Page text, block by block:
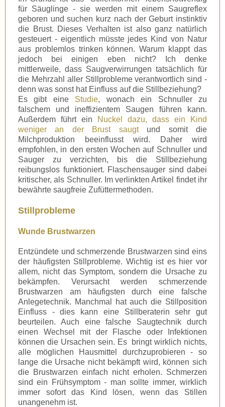
für Säuglinge - sie werden mit einem Saugreflex
geboren und suchen kurz nach der Geburt instinktiv
die Brust. Dieses Verhalten ist also ganz natürlich
gesteuert - eigentlich müsste jedes Kind von Natur
aus problemlos trinken können. Warum klappt das
jedoch bei einigen eben nicht? Ich denke
mittlerweile, dass Saugverwirrungen tatsächlich für
die Mehrzahl aller Stillprobleme verantwortlich sind -
denn was sonst hat Einfluss auf die Stillbeziehung?
Es gibt eine Studie, wonach ein Schnuller zu
falschem und ineffizientem Saugen führen kann.
Außerdem führt ein
Nuckel dazu, dass ein Kind
weniger an der Brust saugtund somit die
Milchproduktion beeinflusst wird. Daher wird
empfohlen, in den ersten Wochen auf Schnuller und
Sauger zu verzichten, bis die Stillbeziehung
reibungslos funktioniert. Flaschensauger sind dabei
kritischer, als Schnuller. Im verlinkten Artikel findet ihr
bewährte saugfreie Zufüttermethoden.
Stillprobleme
Wunde Brustwarzen
Entzündete und schmerzende Brustwarzen sind eins
der häufigsten Stillprobleme. Wichtig ist es hier vor
allem, nicht das Symptom, sondern die Ursache zu
bekämpfen. Verursacht werden schmerzende
Brustwarzen am häufigsten durch eine falsche
Anlegetechnik. Manchmal hat auch die Stillposition
Einfluss - dies kann eine Stillberaterin sehr gut
beurteilen. Auch eine falsche Saugtechnik durch
einen Wechsel mit der Flasche oder Infektionen
können die Ursachen sein. Es bringt wirklich nichts,
alle möglichen Hausmittel durchzuprobieren - so
lange die Ursache nicht bekämpft wird, können sich
die Brustwarzen einfach nicht erholen. Schmerzen
sind ein Frühsymptom - man sollte immer, wirklich
immer sofort das Kind lösen, wenn das Stillen
unangenehm ist.